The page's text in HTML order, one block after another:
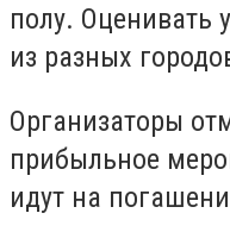
полу. Оценивать
из разных
Организаторы
прибыльное
идут на